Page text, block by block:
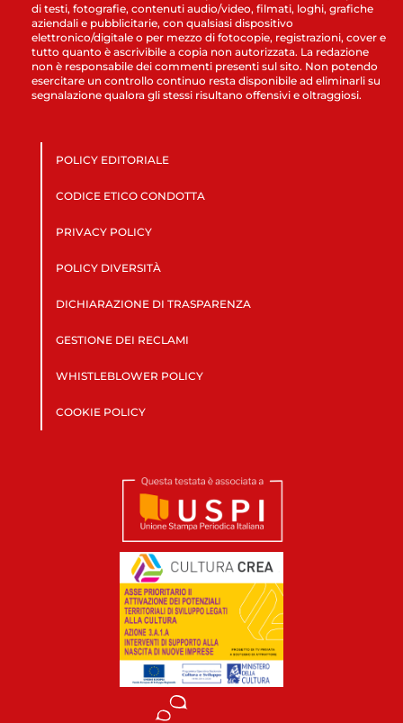
di testi, fotografie, contenuti audio/video, filmati, loghi, grafiche
aziendali e pubblicitarie, con qualsiasi dispositivo
elettronico/digitale o per mezzo di fotocopie, registrazioni, cover e
tutto quanto è ascrivibile a copia non autorizzata. La redazione
non è responsabile dei commenti presenti sul sito. Non potendo
esercitare un controllo continuo resta disponibile ad eliminarli su
segnalazione qualora gli stessi risultano offensivi e oltraggiosi.
POLICY EDITORIALE
CODICE ETICO CONDOTTA
PRIVACY POLICY
POLICY DIVERSITÀ
DICHIARAZIONE DI TRASPARENZA
GESTIONE DEI RECLAMI
WHISTLEBLOWER POLICY
COOKIE POLICY